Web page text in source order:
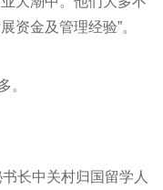
资金及管理经验”。
。
长中关村归国留学人